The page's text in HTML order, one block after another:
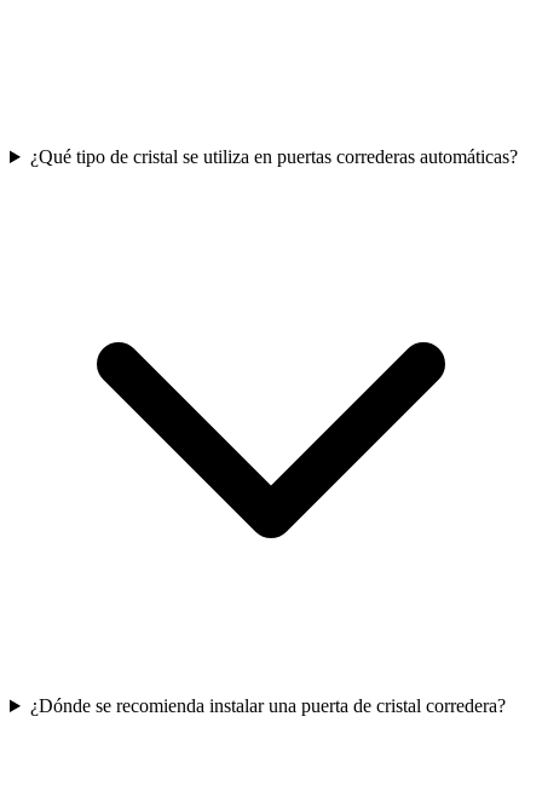
¿Qué tipo de cristal se utiliza en puertas correderas automáticas?
¿Dónde se recomienda instalar una puerta de cristal corredera?